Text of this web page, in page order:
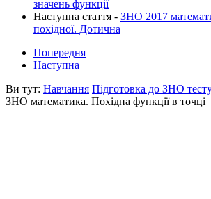
значень функції
Наступна стаття - ЗНО 2017
похідної. Дотична
Попередня
Наступна
Ви тут: Навчання Підготовка до ЗНО
ЗНО математика. Похідна функції в точці